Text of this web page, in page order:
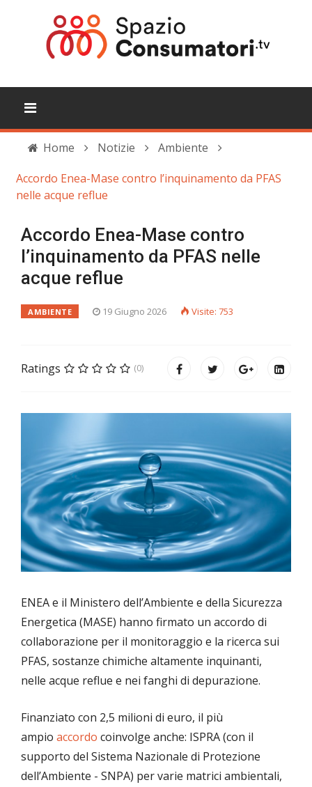
Home Notizie
Ambiente
Accordo Enea-Mase contro l’inquinamento da PFAS
nelle acque reflue
Accordo Enea-Mase contro
l’inquinamento da PFAS nelle
acque reflue
AMBIENTE 19 Giugno 2026 Visite: 753
Ratings (0)
ENEA e il Ministero dell’Ambiente e della Sicurezza
Energetica (MASE) hanno firmato un accordo di
collaborazione per il monitoraggio e la ricerca sui
PFAS, sostanze chimiche altamente inquinanti,
nelle acque reflue e nei fanghi di depurazione.
Finanziato con 2,5 milioni di euro, il più
ampio accordo coinvolge anche: ISPRA (con il
supporto del Sistema Nazionale di Protezione
dell’Ambiente - SNPA) per varie matrici ambientali,